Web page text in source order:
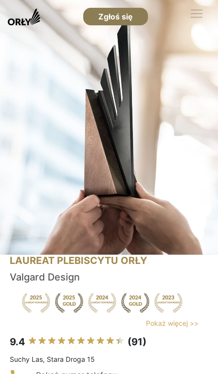
Zgłoś się
LAUREAT PLEBISCYTU ORŁY
Valgard Design
Pokaż więcej >>
9.4 (91)
Suchy Las, Stara Droga 15